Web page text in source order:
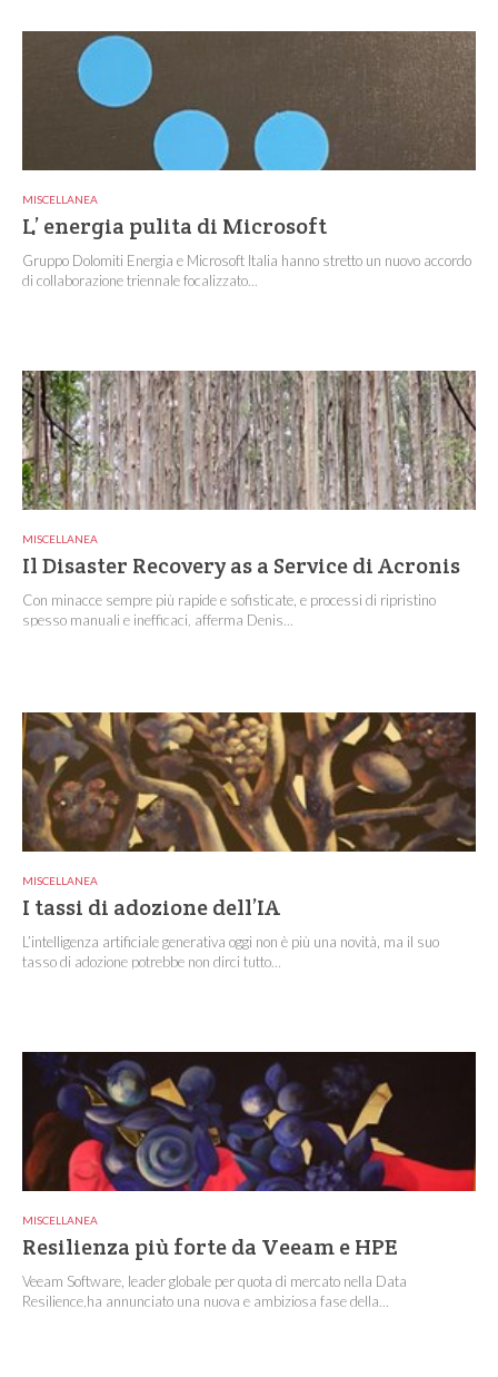
MISCELLANEA
L’ energia pulita di Microsoft
Gruppo Dolomiti Energia e Microsoft Italia hanno stretto un nuovo accordo
di collaborazione triennale focalizzato...
MISCELLANEA
Il Disaster Recovery as a Service di Acronis
Con minacce sempre più rapide e sofisticate, e processi di ripristino
spesso manuali e inefficaci, afferma Denis...
MISCELLANEA
I tassi di adozione dell’IA
L’intelligenza artificiale generativa oggi non è più una novità, ma il suo
tasso di adozione potrebbe non dirci tutto...
MISCELLANEA
Resilienza più forte da Veeam e HPE
Veeam Software, leader globale per quota di mercato nella Data
Resilience,ha annunciato una nuova e ambiziosa fase della...